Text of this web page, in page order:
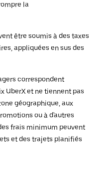
la
être soumis à des taxes
appliquées en sus des
correspondent
UberX et ne tiennent pas
géographique, aux
ou à d'autres
frais minimum peuvent
et des trajets planifiés